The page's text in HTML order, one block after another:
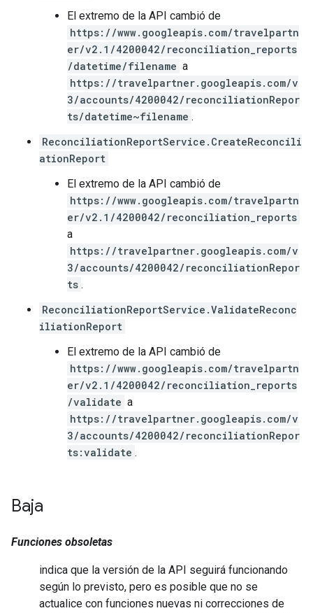
El extremo de la API cambió de
https://www.googleapis.com/travelpartn
er/v2.1/4200042/reconciliation_reports
/datetime/filename a
https://travelpartner.googleapis.com/v
3/accounts/4200042/reconciliationRepor
ts/datetime~filename .
ReconciliationReportService.CreateReconcili
ationReport
El extremo de la API cambió de
https://www.googleapis.com/travelpartn
er/v2.1/4200042/reconciliation_reports
a
https://travelpartner.googleapis.com/v
3/accounts/4200042/reconciliationRepor
ts .
ReconciliationReportService.ValidateReconc
iliationReport
El extremo de la API cambió de
https://www.googleapis.com/travelpartn
er/v2.1/4200042/reconciliation_reports
/validate a
https://travelpartner.googleapis.com/v
3/accounts/4200042/reconciliationRepor
ts:validate .
Baja
Funciones obsoletas
indica que la versión de la API seguirá funcionando
según lo previsto, pero es posible que no se
actualice con funciones nuevas ni correcciones de